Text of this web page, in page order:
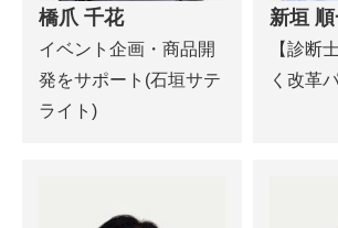
橋爪 千花
イベント企画・商品開
発をサポート(石垣サテ
ライト)
新垣
【診断
く改革